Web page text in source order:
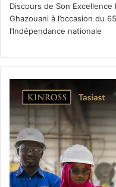
Discours de Son
Ghazouani à l’occasion du
l’Indépendance nationale